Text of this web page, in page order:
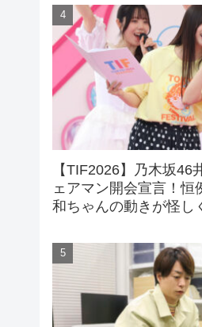
【TIF2026】乃木坂46
ェアマン開会宣言！恒
和ちゃんの動きが怪